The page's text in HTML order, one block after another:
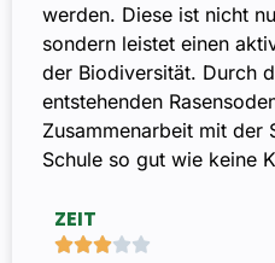
werden. Diese ist nicht
sondern leistet einen
der Biodiversität. Durch
entstehenden
Zusammenarbeit mit der
Schule so gut wie keine
ZEIT
